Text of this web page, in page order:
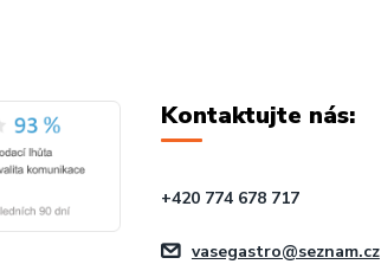
Kontaktujte nás:
+420 774 678 717
vasegastro@seznam.cz